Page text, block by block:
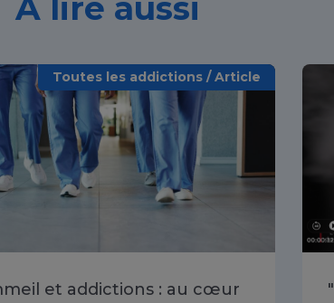
À lire aussi
Toutes les addictions / Article
et addictions : au cœur
"